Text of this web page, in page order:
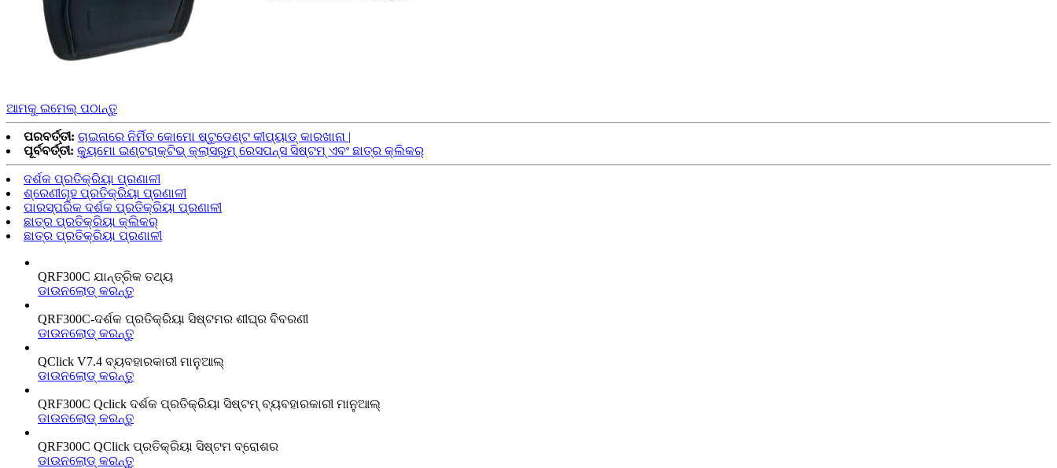
ଆମକୁ ଇମେଲ୍ ପଠାନ୍ତୁ
ପରବର୍ତ୍ତୀ: ଚାଇନାରେ ନିର୍ମିତ କୋମୋ ଷ୍ଟୁଡେଣ୍ଟ କୀପ୍ୟାଡ୍ କାରଖାନା |
ପୂର୍ବବର୍ତ୍ତୀ: କ୍ୟୁମୋ ଇଣ୍ଟରାକ୍ଟିଭ୍ କ୍ଲାସରୁମ୍ ରେସପନ୍ସ ସିଷ୍ଟମ୍ ଏବଂ ଛାତ୍ର କ୍ଲିକର୍
ଦର୍ଶକ ପ୍ରତିକ୍ରିୟା ପ୍ରଣାଳୀ
ଶ୍ରେଣୀଗୃହ ପ୍ରତିକ୍ରିୟା ପ୍ରଣାଳୀ
ପାରସ୍ପରିକ ଦର୍ଶକ ପ୍ରତିକ୍ରିୟା ପ୍ରଣାଳୀ
ଛାତ୍ର ପ୍ରତିକ୍ରିୟା କ୍ଲିକର୍
ଛାତ୍ର ପ୍ରତିକ୍ରିୟା ପ୍ରଣାଳୀ
QRF300C ଯାନ୍ତ୍ରିକ ତଥ୍ୟ
ଡାଉନଲୋଡ୍‌ କରନ୍ତୁ
QRF300C-ଦର୍ଶକ ପ୍ରତିକ୍ରିୟା ସିଷ୍ଟମର ଶୀଘ୍ର ବିବରଣୀ
ଡାଉନଲୋଡ୍‌ କରନ୍ତୁ
QClick V7.4 ବ୍ୟବହାରକାରୀ ମାନୁଆଲ୍
ଡାଉନଲୋଡ୍‌ କରନ୍ତୁ
QRF300C Qclick ଦର୍ଶକ ପ୍ରତିକ୍ରିୟା ସିଷ୍ଟମ୍ ବ୍ୟବହାରକାରୀ ମାନୁଆଲ୍
ଡାଉନଲୋଡ୍‌ କରନ୍ତୁ
QRF300C QClick ପ୍ରତିକ୍ରିୟା ସିଷ୍ଟମ ବ୍ରୋଶର
ଡାଉନଲୋଡ୍‌ କରନ୍ତୁ